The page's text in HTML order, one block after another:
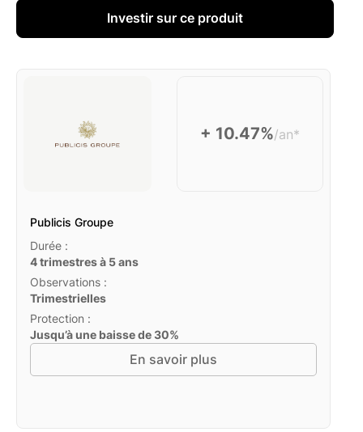
Investir sur ce produit
+ 10.47%/an*
Publicis Groupe
Durée :
4 trimestres à 5 ans
Observations :
Trimestrielles
Protection :
Jusqu’à une baisse de 30%
En savoir plus